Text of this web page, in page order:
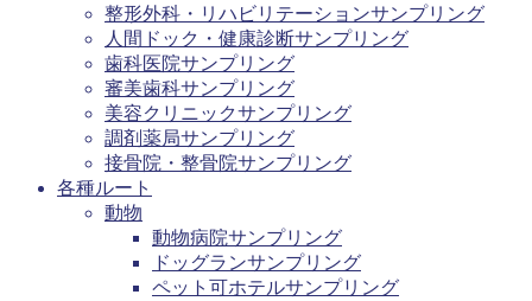
整形外科・リハビリテーションサンプリング
人間ドック・健康診断サンプリング
歯科医院サンプリング
審美歯科サンプリング
美容クリニックサンプリング
調剤薬局サンプリング
接骨院・整骨院サンプリング
各種ルート
動物
動物病院サンプリング
ドッグランサンプリング
ペット可ホテルサンプリング